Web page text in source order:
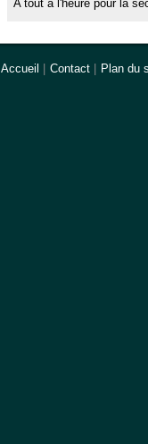
A tout à l'heure pour la
Accueil | Contact | Plan du